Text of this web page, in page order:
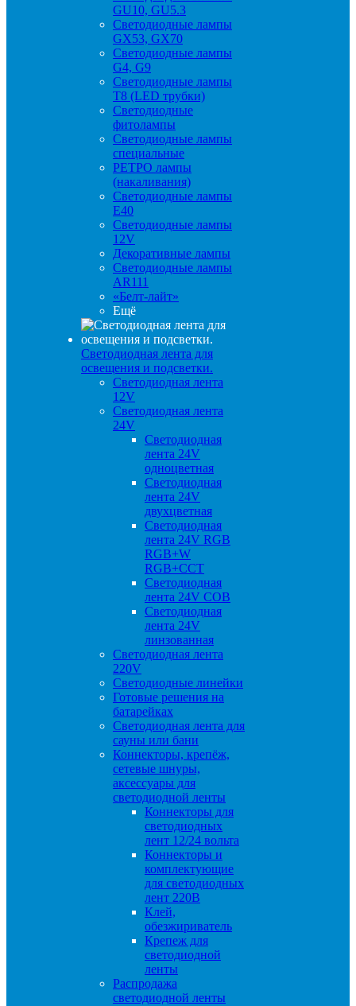
GU10, GU5.3
Светодиодные лампы
GX53, GX70
Светодиодные лампы
G4, G9
Светодиодные лампы
Т8 (LED трубки)
Светодиодные
фитолампы
Светодиодные лампы
специальные
РЕТРО лампы
(накаливания)
Светодиодные лампы
E40
Светодиодные лампы
12V
Декоративные лампы
Светодиодные лампы
AR111
«Белт-лайт»
Ещё
Светодиодная лента для
освещения и подсветки.
Светодиодная лента
12V
Светодиодная лента
24V
Светодиодная
лента 24V
одноцветная
Светодиодная
лента 24V
двухцветная
Светодиодная
лента 24V RGB
RGB+W
RGB+CCT
Светодиодная
лента 24V COB
Светодиодная
лента 24V
линзованная
Светодиодная лента
220V
Светодиодные линейки
Готовые решения на
батарейках
Светодиодная лента для
сауны или бани
Коннекторы, крепёж,
сетевые шнуры,
аксессуары для
светодиодной ленты
Коннекторы для
светодиодных
лент 12/24 вольта
Коннекторы и
комплектующие
для светодиодных
лент 220В
Клей,
обезжириватель
Крепеж для
светодиодной
ленты
Распродажа
светодиодной ленты